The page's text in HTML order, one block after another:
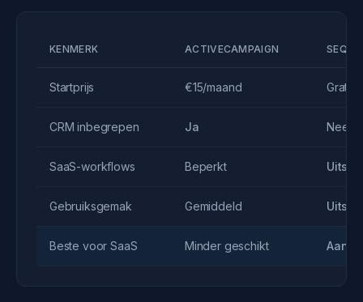
KENMERK ACTIVECAMPAIGN
Startprijs €15/maand Gratis
CRM inbegrepen Ja Nee
SaaS-workflows Beperkt
Gebruiksgemak Gemiddeld
Beste voor SaaS Minder geschikt